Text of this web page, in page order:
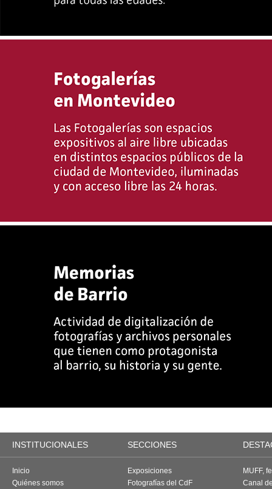
INSTITUCIONALES SECCIONES
Inicio
Quiénes somos
Exposiciones
Fotografías del CdF
MUFF,
Canal